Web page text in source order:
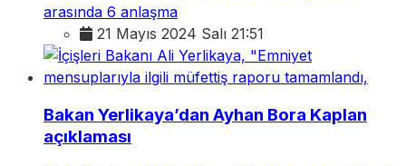
arasında 6 anlaşma
21 Mayıs 2024 Salı 21:51
Bakan Yerlikaya’dan Ayhan Bora Kaplan
açıklaması